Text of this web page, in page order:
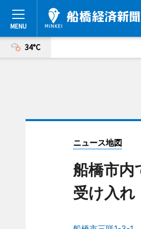
34°C
ニュース地図
船橋市内
受け入れ